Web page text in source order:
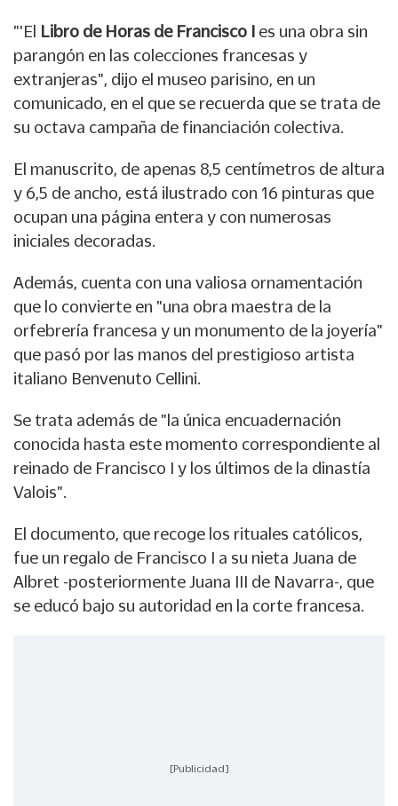
"'El Libro de Horas de Francisco I es una obra sin
parangón en las colecciones francesas y
extranjeras", dijo el museo parisino, en un
comunicado, en el que se recuerda que se trata de
su octava campaña de financiación colectiva.
El manuscrito, de apenas 8,5 centímetros de altura
y 6,5 de ancho, está ilustrado con 16 pinturas que
ocupan una página entera y con numerosas
iniciales decoradas.
Además, cuenta con una valiosa ornamentación
que lo convierte en "una obra maestra de la
orfebrería francesa y un monumento de la joyería"
que pasó por las manos del prestigioso artista
italiano Benvenuto Cellini.
Se trata además de "la única encuadernación
conocida hasta este momento correspondiente al
reinado de Francisco I y los últimos de la dinastía
Valois".
El documento, que recoge los rituales católicos,
fue un regalo de Francisco I a su nieta Juana de
Albret -posteriormente Juana III de Navarra-, que
se educó bajo su autoridad en la corte francesa.
[Publicidad]